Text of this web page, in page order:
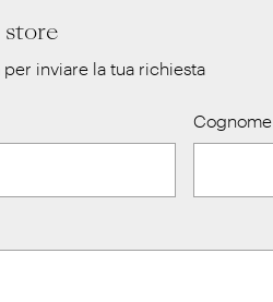
inviare la tua richiesta
Cognome